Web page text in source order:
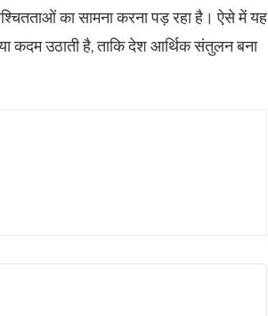
का सामना करना पड़ रहा है। ऐसे में यह
कदम उठाती है, ताकि देश आर्थिक संतुलन बना